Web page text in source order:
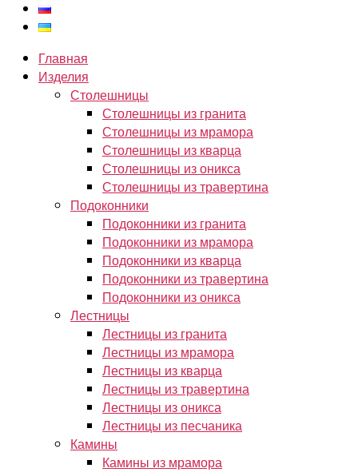
Главная
Изделия
Столешницы
Столешницы из гранита
Столешницы из мрамора
Столешницы из кварца
Столешницы из оникса
Столешницы из травертина
Подоконники
Подоконники из гранита
Подоконники из мрамора
Подоконники из кварца
Подоконники из травертина
Подоконники из оникса
Лестницы
Лестницы из гранита
Лестницы из мрамора
Лестницы из кварца
Лестницы из травертина
Лестницы из оникса
Лестницы из песчаника
Камины
Камины из мрамора